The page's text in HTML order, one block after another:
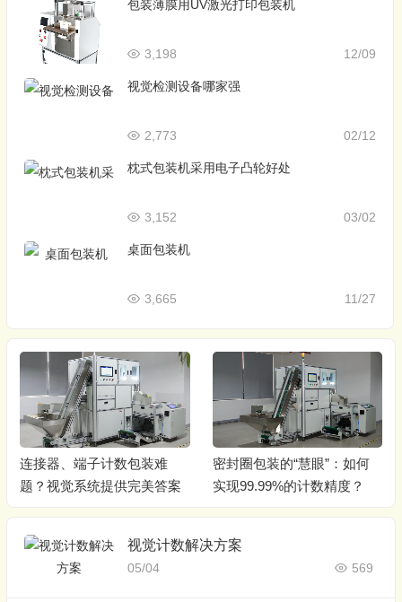
包装薄膜用UV激光打印包装机
12/09
3,198
视觉检测设备哪家强
02/12
2,773
枕式包装机采用电子凸轮好处
03/02
3,152
桌面包装机
11/27
3,665
连接器、端子计数包装难
题？视觉系统提供完美答案
密封圈包装的“慧眼”：如何
实现99.99%的计数精度？
视觉计数解决方案
05/04 569